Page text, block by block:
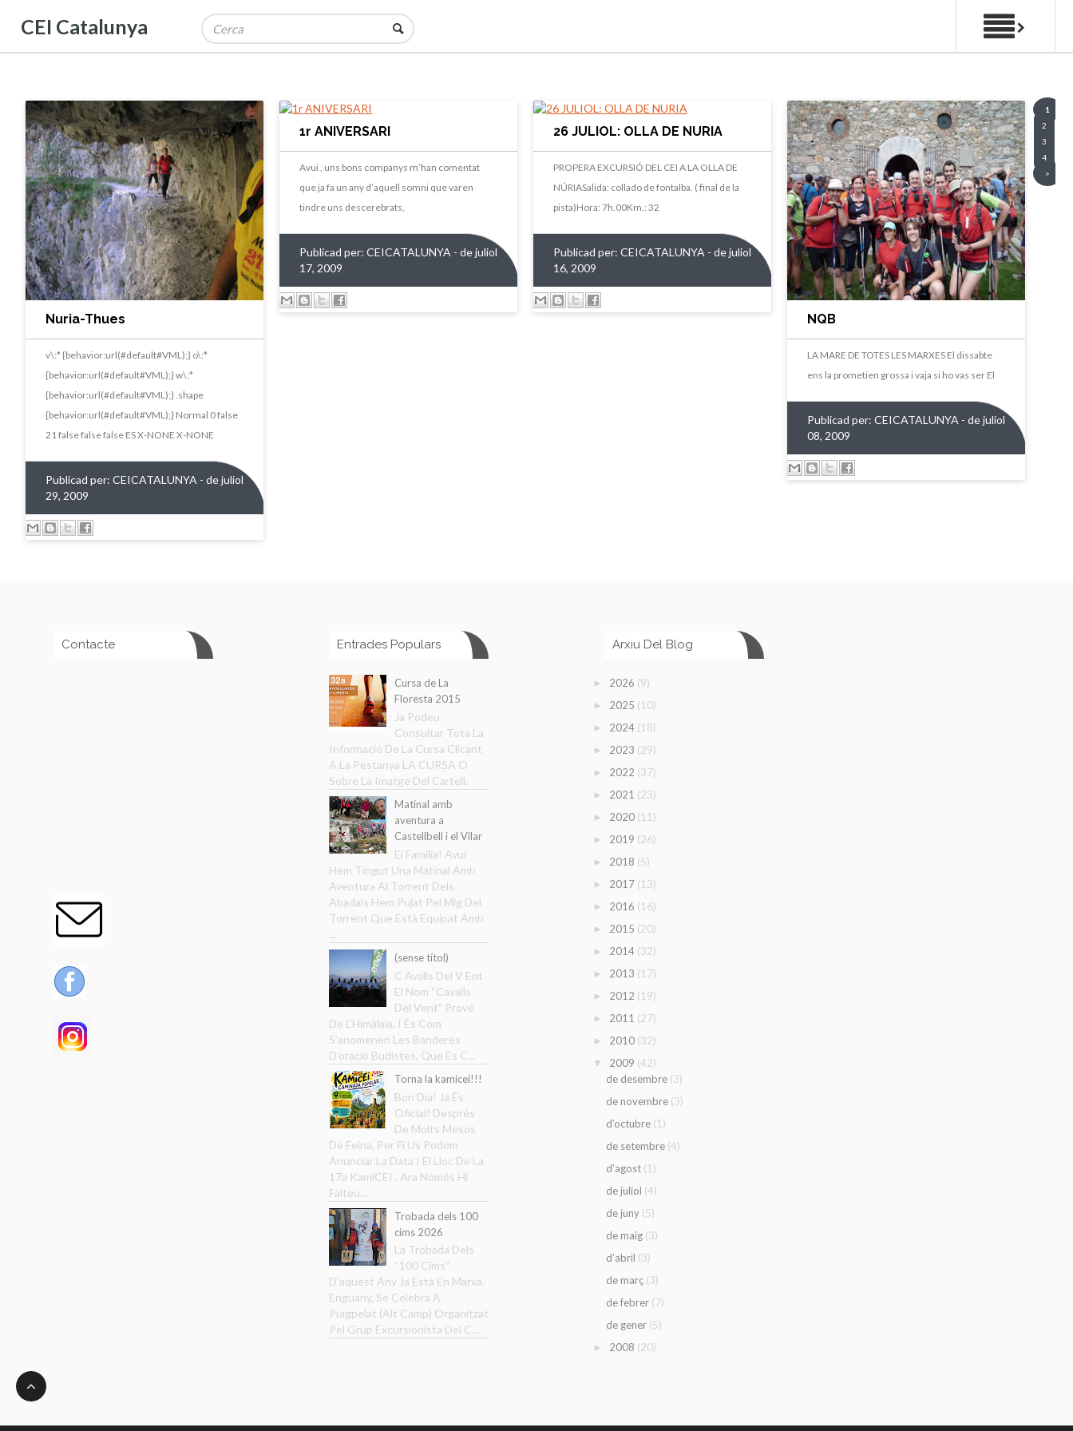
CEI Catalunya
Nuria-Thues
v\:* {behavior:url(#default#VML);} o\:*
{behavior:url(#default#VML);} w\:*
{behavior:url(#default#VML);} .shape
{behavior:url(#default#VML);} Normal 0 false
21 false false false ES X-NONE X-NONE
Publicad per: CEICATALUNYA - de juliol
29, 2009
1r ANIVERSARI
Avui , uns bons companys m’han comentat
que ja fa un any d’aquell somni que varen
tindre uns descerebrats,
Publicad per: CEICATALUNYA - de juliol
17, 2009
26 JULIOL: OLLA DE NURIA
PROPERA EXCURSIÓ DEL CEI A LA OLLA DE
NÚRIASalida: collado de fontalba. ( final de la
pista)Hora: 7h.00Km.: 32
Publicad per: CEICATALUNYA - de juliol
16, 2009
NQB
LA MARE DE TOTES LES MARXES El dissabte
ens la prometien grossa i vaja si ho vas ser El
Publicad per: CEICATALUNYA - de juliol
08, 2009
1
2
3
4
>
Contacte Entrades Populars
Cursa de La
Floresta 2015
Ja Podeu
Consultar Tota La
Informació De La Cursa Clicant
A La Pestanya LA CURSA O
Sobre La Imatge Del Cartell.
Matinal amb
aventura a
Castellbell i el Vilar
Ei Família! Avui
Hem Tingut Una Matinal Amb
Aventura Al Torrent Dels
Abadals Hem Pujat Pel Mig Del
Torrent Que Està Equipat Amb
...
(sense títol)
C Avalls Del V Ent
El Nom “Cavalls
Del Vent” Prové
De L’Himàlaia, I És Com
S’anomenen Les Banderes
D’oració Budistes, Que Es C...
Torna la kamicei!!!
Bon Dia! Ja És
Oficial! Després
De Molts Mesos
De Feina, Per Fi Us Podem
Anunciar La Data I El Lloc De La
17a KamiCEI . Ara Només Hi
Falteu...
Trobada dels 100
cims 2026
La Trobada Dels
“100 Cims”
D’aquest Any Ja Està En Marxa.
Enguany, Se Celebra A
Puigpelat (Alt Camp) Organitzat
Pel Grup Excursionista Del C...
Arxiu Del Blog
► 2026 (9)
► 2025 (10)
► 2024 (18)
► 2023 (29)
► 2022 (37)
► 2021 (23)
► 2020 (11)
► 2019 (26)
► 2018 (5)
► 2017 (13)
► 2016 (16)
► 2015 (20)
► 2014 (32)
► 2013 (17)
► 2012 (19)
► 2011 (27)
► 2010 (32)
▼ 2009 (42)
de desembre (3)
de novembre (3)
d’octubre (1)
de setembre (4)
d’agost (1)
de juliol (4)
de juny (5)
de maig (3)
d’abril (3)
de març (3)
de febrer (7)
de gener (5)
► 2008 (20)